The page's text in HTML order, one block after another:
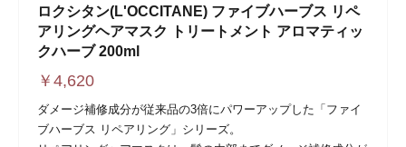
ロクシタン(L'OCCITANE) ファイブハーブス リペ
アリングヘアマスク トリートメント アロマティッ
クハーブ 200ml
￥ 4,620
ダメージ補修成分が従来品の3倍にパワーアップした「ファイ
ブハーブス リペアリング」シリーズ。